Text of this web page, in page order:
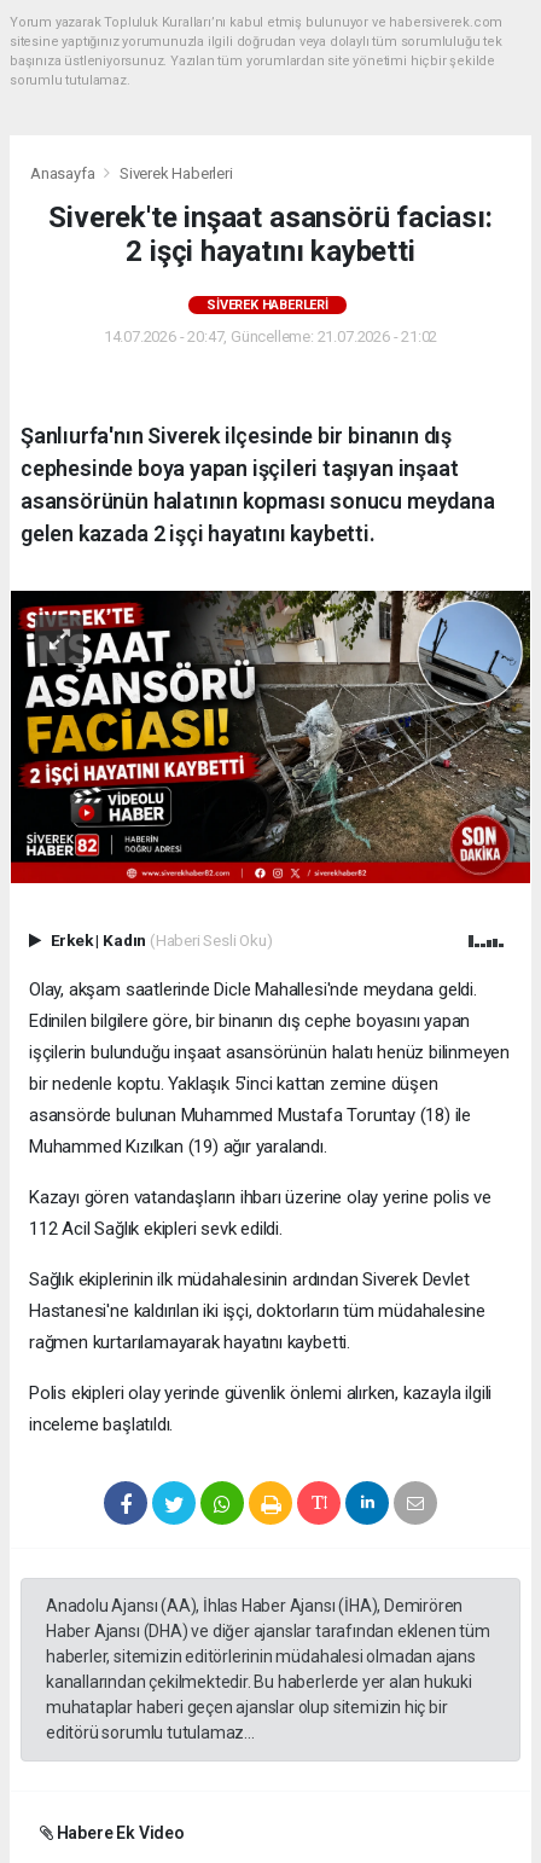
Yorum yazarak Topluluk Kuralları’nı kabul etmiş bulunuyor ve habersiverek.com
sitesine yaptığınız yorumunuzla ilgili doğrudan veya dolaylı tüm sorumluluğu tek
başınıza üstleniyorsunuz. Yazılan tüm yorumlardan site yönetimi hiçbir şekilde
sorumlu tutulamaz.
Anasayfa Siverek Haberleri
Siverek'te inşaat asansörü faciası:
2 işçi hayatını kaybetti
SIVEREK HABERLERI
14.07.2026 - 20:47, Güncelleme: 21.07.2026 - 21:02
Şanlıurfa'nın Siverek ilçesinde bir binanın dış
cephesinde boya yapan işçileri taşıyan inşaat
asansörünün halatının kopması sonucu meydana
gelen kazada 2 işçi hayatını kaybetti.
Erkek| Kadın (Haberi Sesli Oku)
Olay, akşam saatlerinde Dicle Mahallesi'nde meydana geldi.
Edinilen bilgilere göre, bir binanın dış cephe boyasını yapan
işçilerin bulunduğu inşaat asansörünün halatı henüz bilinmeyen
bir nedenle koptu. Yaklaşık 5'inci kattan zemine düşen
asansörde bulunan Muhammed Mustafa Toruntay (18) ile
Muhammed Kızılkan (19) ağır yaralandı.
Kazayı gören vatandaşların ihbarı üzerine olay yerine polis ve
112 Acil Sağlık ekipleri sevk edildi.
Sağlık ekiplerinin ilk müdahalesinin ardından Siverek Devlet
Hastanesi'ne kaldırılan iki işçi, doktorların tüm müdahalesine
rağmen kurtarılamayarak hayatını kaybetti.
Polis ekipleri olay yerinde güvenlik önlemi alırken, kazayla ilgili
inceleme başlatıldı.
Anadolu Ajansı (AA), İhlas Haber Ajansı (İHA), Demirören
Haber Ajansı (DHA) ve diğer ajanslar tarafından eklenen tüm
haberler, sitemizin editörlerinin müdahalesi olmadan ajans
kanallarından çekilmektedir. Bu haberlerde yer alan hukuki
muhataplar haberi geçen ajanslar olup sitemizin hiç bir
editörü sorumlu tutulamaz...
Habere Ek Video